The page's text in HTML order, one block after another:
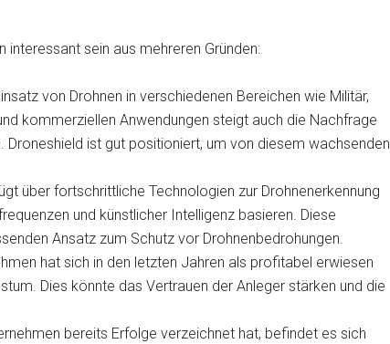
sein aus mehreren Gründen:
von Drohnen in verschiedenen Bereichen wie Militär,
kommerziellen Anwendungen steigt auch die Nachfrage
Droneshield ist gut positioniert, um von diesem wachsenden
über fortschrittliche Technologien zur Drohnenerkennung
und künstlicher Intelligenz basieren. Diese
Ansatz zum Schutz vor Drohnenbedrohungen.
hat sich in den letzten Jahren als profitabel erwiesen
Dies könnte das Vertrauen der Anleger stärken und die
bereits Erfolge verzeichnet hat, befindet es sich